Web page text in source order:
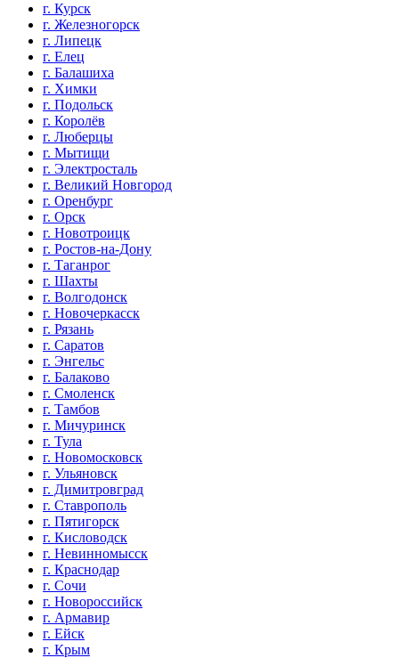
г. Курск
г. Железногорск
г. Липецк
г. Елец
г. Балашиха
г. Химки
г. Подольск
г. Королёв
г. Люберцы
г. Мытищи
г. Электросталь
г. Великий Новгород
г. Оренбург
г. Орск
г. Новотроицк
г. Ростов-на-Дону
г. Таганрог
г. Шахты
г. Волгодонск
г. Новочеркасск
г. Рязань
г. Саратов
г. Энгельс
г. Балаково
г. Смоленск
г. Тамбов
г. Мичуринск
г. Тула
г. Новомосковск
г. Ульяновск
г. Димитровград
г. Ставрополь
г. Пятигорск
г. Кисловодск
г. Невинномысск
г. Краснодар
г. Сочи
г. Новороссийск
г. Армавир
г. Ейск
г. Крым